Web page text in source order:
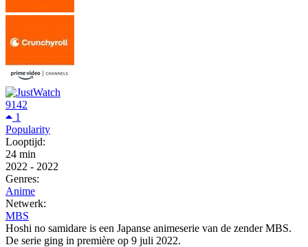
9142
1
Popularity
Looptijd:
24 min
2022 - 2022
Genres:
Anime
Netwerk:
MBS
Hoshi no samidare is een Japanse animeserie van de zender MBS.
De serie ging in première op 9 juli 2022.